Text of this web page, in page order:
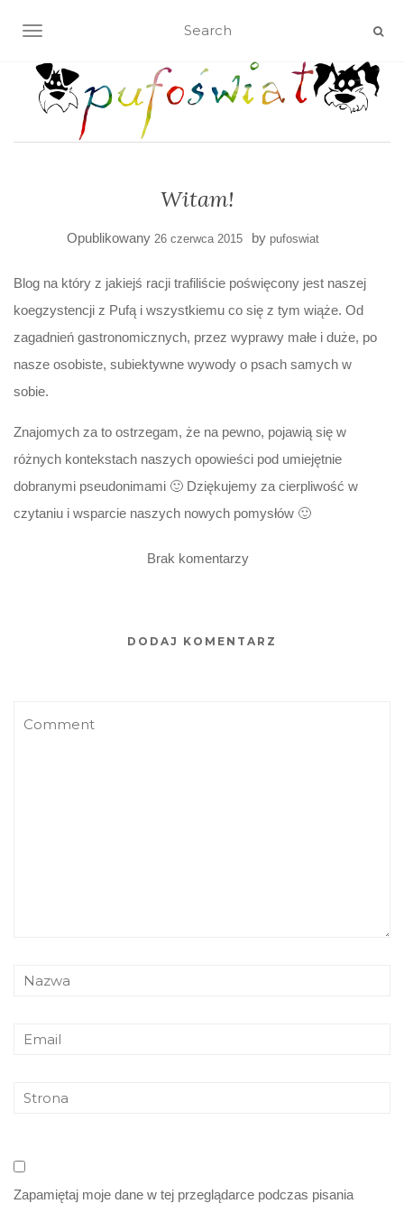
TOGGLE NAVIGATION
Witam!
Opublikowany 26 czerwca 2015 by pufoswiat
Blog na który z jakiejś racji trafiliście poświęcony jest naszej
koegzystencji z Pufą i wszystkiemu co się z tym wiąże. Od
zagadnień gastronomicznych, przez wyprawy małe i duże, po
nasze osobiste, subiektywne wywody o psach samych w
sobie.
Znajomych za to ostrzegam, że na pewno, pojawią się w
różnych kontekstach naszych opowieści pod umiejętnie
dobranymi pseudonimami 🙂 Dziękujemy za cierpliwość w
czytaniu i wsparcie naszych nowych pomysłów 🙂
Brak komentarzy
DODAJ KOMENTARZ
Zapamiętaj moje dane w tej przeglądarce podczas pisania